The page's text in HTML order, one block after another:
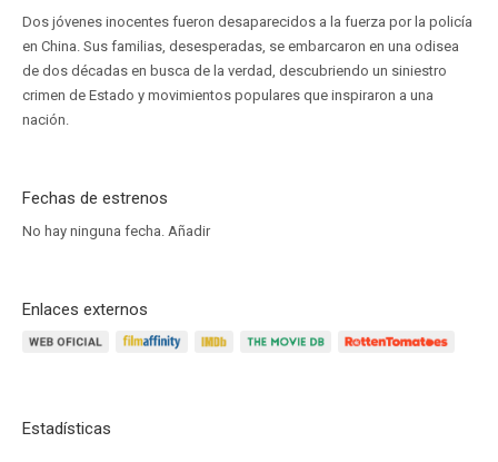
Dos jóvenes inocentes fueron desaparecidos a la fuerza por la policía
en China. Sus familias, desesperadas, se embarcaron en una odisea
de dos décadas en busca de la verdad, descubriendo un siniestro
crimen de Estado y movimientos populares que inspiraron a una
nación.
Fechas de estrenos
No hay ninguna fecha. Añadir
Enlaces externos
Estadísticas